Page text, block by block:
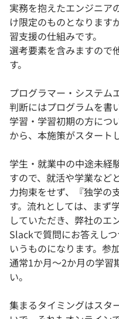
実務を抱えたエンジニア
け限定のものとなります
習支援の仕組みです。
選考要素を含みますので
す。
プログラマー・システム
判断にはプログラムを書
学習・学習初期の方につ
から、本施策がスタート
学生・就業中の中途未経
すので、就活や学業など
力拘束をせず、『独学の
す。流れとしては、まず
していただき、弊社のエ
Slackで質問にお答えし
いうものになります。参
通常1か月～2か月の学習
い。
集まるタイミングはスタ